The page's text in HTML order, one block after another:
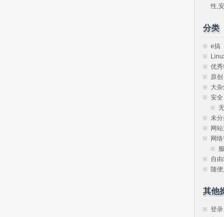
性,
分类
e搞
优
原创
大
安全
未
网
网
自
随
其他
登录